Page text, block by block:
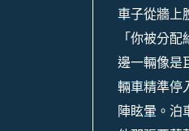
車子從牆上
「你被分
邊一輛像是
輛車精準停
陣眩暈。泊